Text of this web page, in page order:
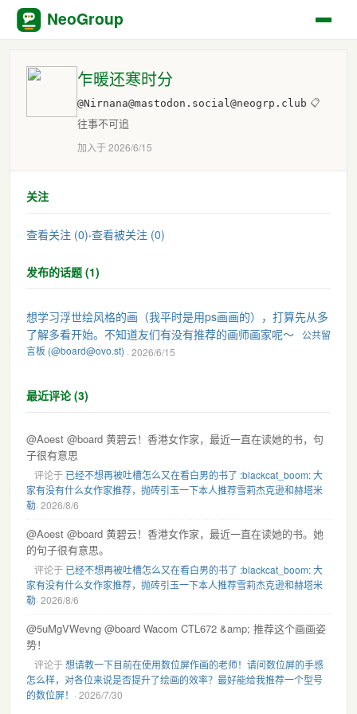
NeoGroup
乍暖还寒时分
@Nirnana@mastodon.social@neogrp.club 📋
往事不可追
加入于 2026/6/15
关注
查看关注 (0)·查看被关注 (0)
发布的话题 (1)
想学习浮世绘风格的画（我平时是用ps画画的），打算先从多
了解多看开始。不知道友们有没有推荐的画师画家呢～ 公共留
言板 (@board@ovo.st) · 2026/6/15
最近评论 (3)
@Aoest @board 黄碧云！香港女作家，最近一直在读她的书，句
子很有意思
评论于 已经不想再被吐槽怎么又在看白男的书了 :blackcat_boom: 大
家有没有什么女作家推荐，抛砖引玉一下本人推荐雪莉杰克逊和赫塔米
勒· 2026/8/6
@Aoest @board 黄碧云！香港女作家，最近一直在读她的书。她
的句子很有意思。
评论于 已经不想再被吐槽怎么又在看白男的书了 :blackcat_boom: 大
家有没有什么女作家推荐，抛砖引玉一下本人推荐雪莉杰克逊和赫塔米
勒· 2026/8/6
@5uMgVWevng @board Wacom CTL672 &amp; 推荐这个画画姿
势！
评论于想请教一下目前在使用数位屏作画的老师！请问数位屏的手感
怎么样，对各位来说是否提升了绘画的效率？最好能给我推荐一个型号
的数位屏！ · 2026/7/30